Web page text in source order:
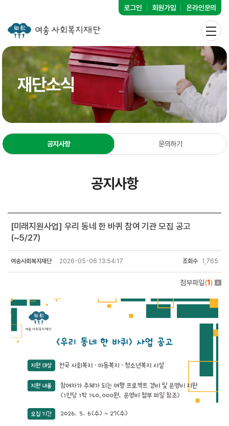
로그인 회원가입 온라인문의
재단소식
공지사항 문의하기
공지사항
[미래지원사업] 우리 동네 한 바퀴 참여 기관 모집 공고
(~5/27)
여송사회복지재단 2026-05-06 13:54:17 조회수 1,765
첨부파일(1 )